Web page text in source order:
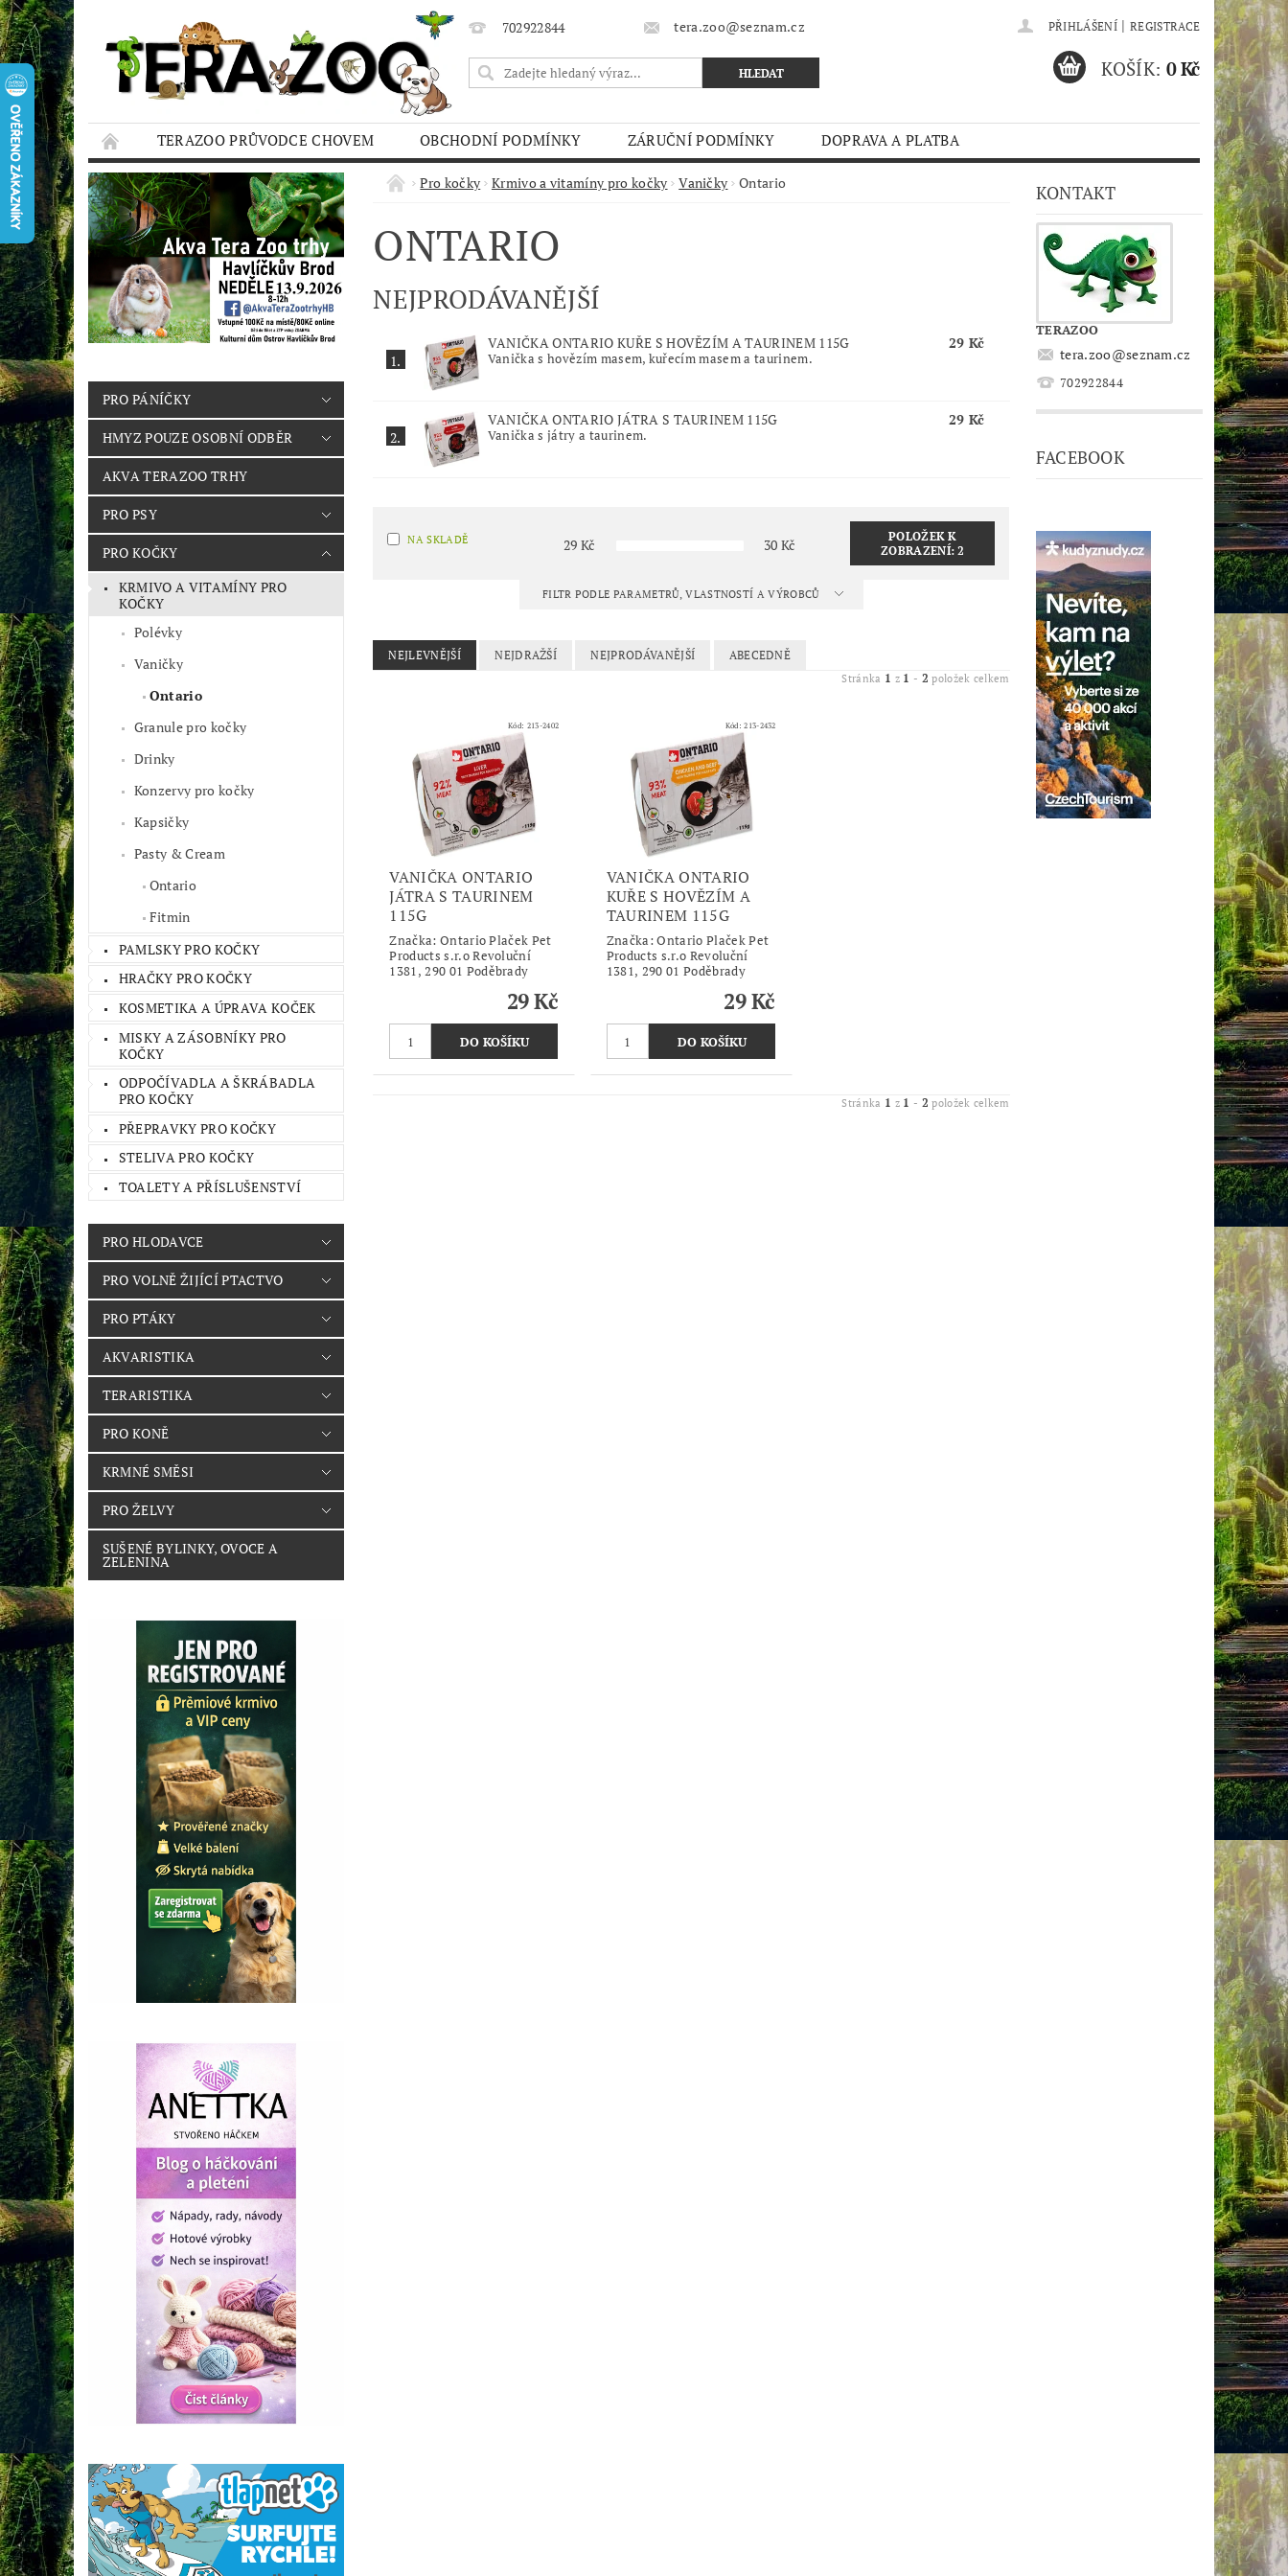
702922844 tera.zoo@seznam.cz PŘIHLÁŠENÍ | REGISTRACE
KOŠÍK: 0 Kč
TERAZOO PRŮVODCE CHOVEM OBCHODNÍ PODMÍNKY ZÁRUČNÍ PODMÍNKY
DOPRAVA A PLATBA
HODNOCENÍ OBCHODU
AQUA TERAZOO TRHY
PRO PÁNÍČKY
HMYZ POUZE OSOBNÍ ODBĚR
AKVA TERAZOO TRHY
PRO PSY
PRO KOČKY
KRMIVO A VITAMÍNY PRO
KOČKY
Polévky
Vaničky
Ontario
Granule pro kočky
Drinky
Konzervy pro kočky
Kapsičky
Pasty & Cream
Ontario
Fitmin
PAMLSKY PRO KOČKY
HRAČKY PRO KOČKY
KOSMETIKA A ÚPRAVA KOČEK
MISKY A ZÁSOBNÍKY PRO
KOČKY
ODPOČÍVADLA A ŠKRÁBADLA
PRO KOČKY
PŘEPRAVKY PRO KOČKY
STELIVA PRO KOČKY
TOALETY A PŘÍSLUŠENSTVÍ
PRO HLODAVCE
PRO VOLNĚ ŽIJÍCÍ PTACTVO
PRO PTÁKY
AKVARISTIKA
TERARISTIKA
PRO KONĚ
KRMNÉ SMĚSI
PRO ŽELVY
SUŠENÉ BYLINKY, OVOCE A
ZELENINA
Pro kočky Krmivo a vitamíny pro kočky Vaničky Ontario
ONTARIO
NEJPRODÁVANĚJŠÍ
1.
VANIČKA ONTARIO KUŘE S HOVĚZÍM A TAURINEM 115G
Vanička s hovězím masem, kuřecím masem a taurinem.
29 Kč
2.
VANIČKA ONTARIO JÁTRA S TAURINEM 115G
Vanička s játry a taurinem.
29 Kč
NA SKLADĚ 29 Kč 30 Kč
POLOŽEK K
ZOBRAZENÍ:2
FILTR PODLE PARAMETRŮ, VLASTNOSTÍ A VÝROBCŮ
NEJLEVNĚJŠÍ NEJDRAŽŠÍ NEJPRODÁVANĚJŠÍ ABECEDNĚ
Stránka 1 z 1 - 2 položek celkem
Kód: 213-2402
VANIČKA ONTARIO
JÁTRA S TAURINEM
115G
Značka: Ontario Plaček Pet
Products s.r.o Revoluční
1381, 290 01 Poděbrady
29 Kč
Kód:213-2432
VANIČKA ONTARIO
KUŘE S HOVĚZÍM A
TAURINEM 115G
Značka:Ontario Plaček Pet
Products s.r.o Revoluční
1381, 290 01 Poděbrady
29 Kč
Stránka 1 z 1 - 2 položek celkem
KONTAKT
TERAZOO
tera.zoo@seznam.cz
702922844
FACEBOOK